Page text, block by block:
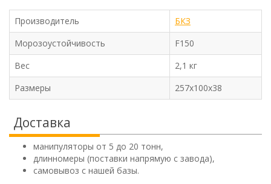
Производитель
БКЗ
Морозоустойчивость
F150
Вес
2,1 кг
Размеры
257x100x38
Доставка
манипуляторы от 5 до 20 тонн,
длинномеры (поставки напрямую с завода),
самовывоз с нашей базы.